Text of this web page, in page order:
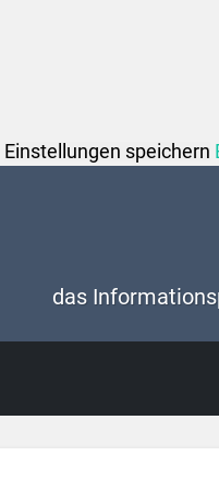
Einstellungen speichern
das